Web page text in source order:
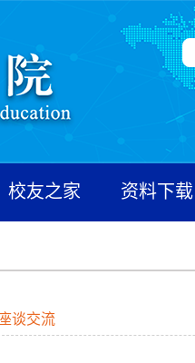
校友之家 资料下载
谈交流